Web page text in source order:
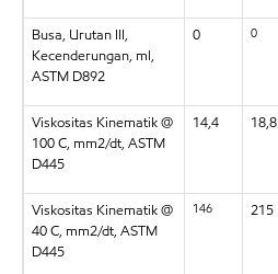
Busa, Urutan III,
Kecenderungan, ml,
ASTM D892
0 0
Viskositas Kinematik @
100 C, mm2/dt, ASTM
D445
14,4 18,8
Viskositas Kinematik @
40 C, mm2/dt, ASTM
D445
146 215